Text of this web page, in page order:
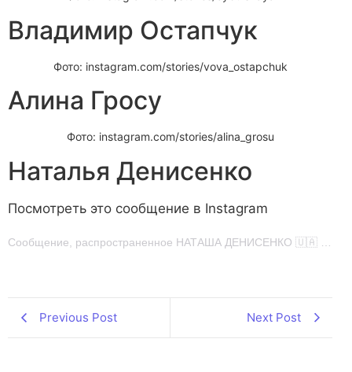
Владимир Остапчук
Фото: instagram.com/stories/vova_ostapchuk
Алина Гросу
Фото: instagram.com/stories/alina_grosu
Наталья Денисенко
Посмотреть это сообщение в Instagram
Previous Post Next Post